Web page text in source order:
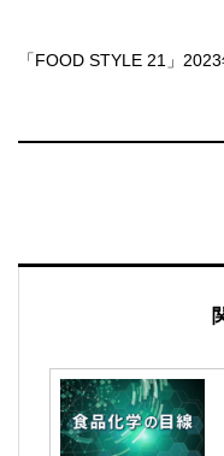
「FOOD STYLE 21」